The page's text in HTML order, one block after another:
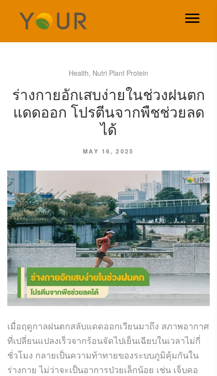
Health, Nutri Plant Protein
ร่างกายอักเสบง่ายในช่วงฝนตก
แดดออก โปรตีนจากพืชช่วยลด
ได้
MAY 16, 2025
เมื่อฤดูกาลฝนตกสลับแดดออกเวียนมาถึง สภาพอากาศ
ที่เปลี่ยนแปลงเร็วจากร้อนจัดไปเย็นเฉียบในเวลาไม่กี่
ชั่วโมง กลายเป็นความท้าทายของระบบภูมิคุ้มกันใน
ร่างกาย ไม่ว่าจะเป็นอาการป่วยเล็กน้อย เช่น เจ็บคอ